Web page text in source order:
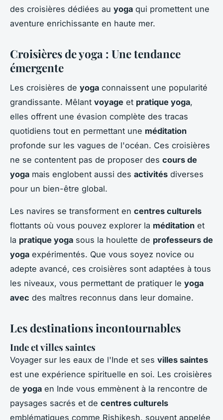
des croisières dédiées au yoga qui promettent une
aventure enrichissante en haute mer.
Croisières de yoga : Une tendance
émergente
Les croisières de yoga connaissent une popularité
grandissante. Mêlant voyage et pratique yoga,
elles offrent une évasion complète des tracas
quotidiens tout en permettant une méditation
profonde sur les vagues de l'océan. Ces croisières
ne se contentent pas de proposer des cours de
yoga mais englobent aussi des activités diverses
pour un bien-être global.
Les navires se transforment en centres culturels
flottants où vous pouvez explorer la méditation et
la pratique yoga sous la houlette de professeurs de
yoga expérimentés. Que vous soyez novice ou
adepte avancé, ces croisières sont adaptées à tous
les niveaux, vous permettant de pratiquer le yoga
avec des maîtres reconnus dans leur domaine.
Les destinations incontournables
Inde et villes saintes
Voyager sur les eaux de l'Inde et ses villes saintes
est une expérience spirituelle en soi. Les croisières
de yoga en Inde vous emmènent à la rencontre de
paysages sacrés et de centres culturels
emblématiques comme Rishikesh, souvent appelée